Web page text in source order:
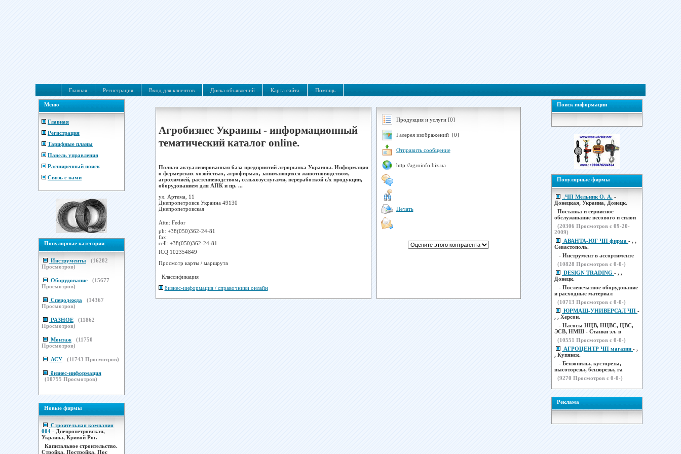
Главная Регистрация Вход для клиентов Доска объявлений Карта сайта Помощь
Меню
Главная
Регистрация
Тарифные планы
Панель управления
Расширенный поиск
Связь с нами
Популярные категории
Инструменты (16282
Просмотров)
Оборудование (15677
Просмотров)
Спецодежда (14367
Просмотров)
РАЗНОЕ (11862
Просмотров)
Монтаж (11750
Просмотров)
АСУ (11743 Просмотров)
бизнес-информация
(10755 Просмотров)
Новые фирмы
Строительная компания
004 - Днепропетровская,
Украина, Кривой Рог.
Капитальное строительство.
Стройка. Постройка. Пос
Агробизнес Украины - информационный
тематический каталог online.
Полная актуализированная база предприятий агрорынка Украины. Информация
о фермерских хозяйствах, агрофирмах, занимающихся животноводством,
агрохимией, растениеводством, сельхозуслугами, переработкой с/х продукции,
оборудованием для АПК и пр. ...
ул. Артема, 11
Днепропетровск Украина 49130
Днепропетровская
Attn: Fedor
ph: +38(050)362-24-81
fax:
cell: +38(050)362-24-81
ICQ 102354849
Просмотр карты / маршрута
Классификация
бизнес-информация / справочники онлайн
Продукция и услуги [0]
Галерея изображений [0]
Отправить сообщение
http://agroinfo.biz.ua
Печать
Поиск информации
Популярные фирмы
.ЧП Мельник О. А. -
Донецкая, Украина, Донецк.
Поставка и сервисное
обслуживание весового и силои
(20306 Просмотров с 09-20-
2009)
АВАНТА-ЮГ ЧП фирма - , ,
Севастополь.
- Инструмент в ассортименте
(10828 Просмотров с 0-0-)
DESIGN TRADING - , ,
Донецк.
- Послепечатное оборудование
и расходные материал
(10713 Просмотров с 0-0-)
ЮРМАШ-УНИВЕРСАЛ ЧП -
, , Херсон.
- Насосы НЦВ, НЦВС, ЦВС,
ЭСВ, НМШ - Станки эл. в
(10551 Просмотров с 0-0-)
АГРОЦЕНТР ЧП магазин - ,
, Купянск.
- Бензопилы, кусторезы,
высоторезы, бензорезы, га
(9270 Просмотров с 0-0-)
Реклама